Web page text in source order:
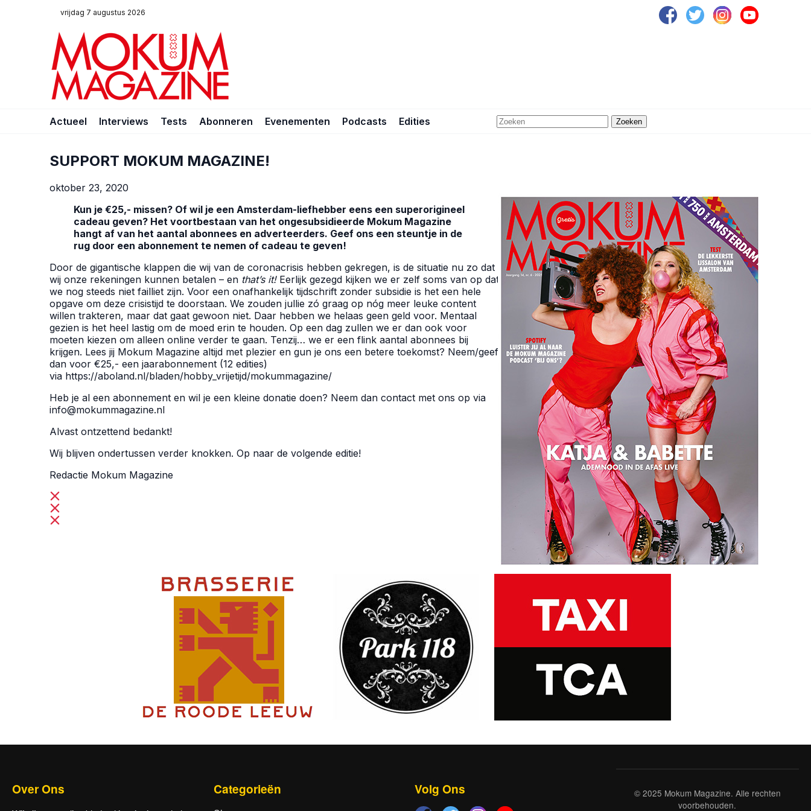
vrijdag 7 augustus 2026
Actueel Interviews Tests Abonneren Evenementen Podcasts Edities Zoeken
SUPPORT MOKUM MAGAZINE!
oktober 23, 2020
Kun je €25,- missen? Of wil je een Amsterdam-liefhebber eens een superorigineel
cadeau geven? Het voortbestaan van het ongesubsidieerde Mokum Magazine
hangt af van het aantal abonnees en adverteerders. Geef ons een steuntje in de
rug door een abonnement te nemen of cadeau te geven!
Door de gigantische klappen die wij van de coronacrisis hebben gekregen, is de situatie nu zo dat
wij onze rekeningen kunnen betalen – en that’s it!Eerlijk gezegd kijken we er zelf soms van op dat
we nog steeds niet failliet zijn. Voor een onafhankelijk tijdschrift zonder subsidie is het een hele
opgave om deze crisistijd te doorstaan. We zouden jullie zó graag op nóg meer leuke content
willen trakteren, maar dat gaat gewoon niet. Daar hebben we helaas geen geld voor. Mentaal
gezien is het heel lastig om de moed erin te houden. Op een dag zullen we er dan ook voor
moeten kiezen om alleen online verder te gaan. Tenzij… we er een flink aantal abonnees bij
krijgen. Lees jij Mokum Magazine altijd met plezier en gun je ons een betere toekomst? Neem/geef
dan voor €25,- een jaarabonnement (12 edities)
via https://aboland.nl/bladen/hobby_vrijetijd/mokummagazine/
Heb je al een abonnement en wil je een kleine donatie doen? Neem dan contact met ons op via
info@mokummagazine.nl
Alvast ontzettend bedankt!
Wij blijven ondertussen verder knokken. Op naar de volgende editie!
Redactie Mokum Magazine
Over Ons Categorieën Volg Ons
© 2025 Mokum Magazine. Alle rechten
voorbehouden.